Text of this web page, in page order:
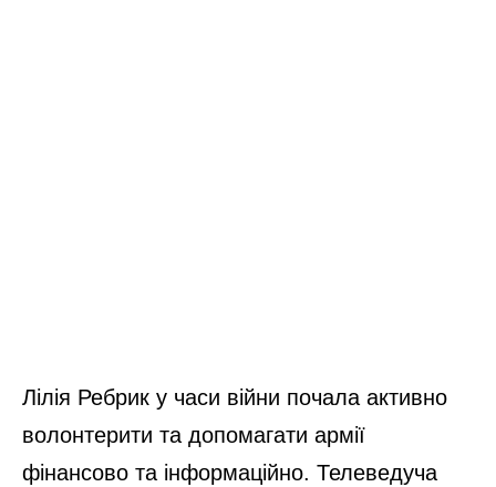
Лілія Ребрик у часи війни почала активно
волонтерити та допомагати армії
фінансово та інформаційно. Телеведуча